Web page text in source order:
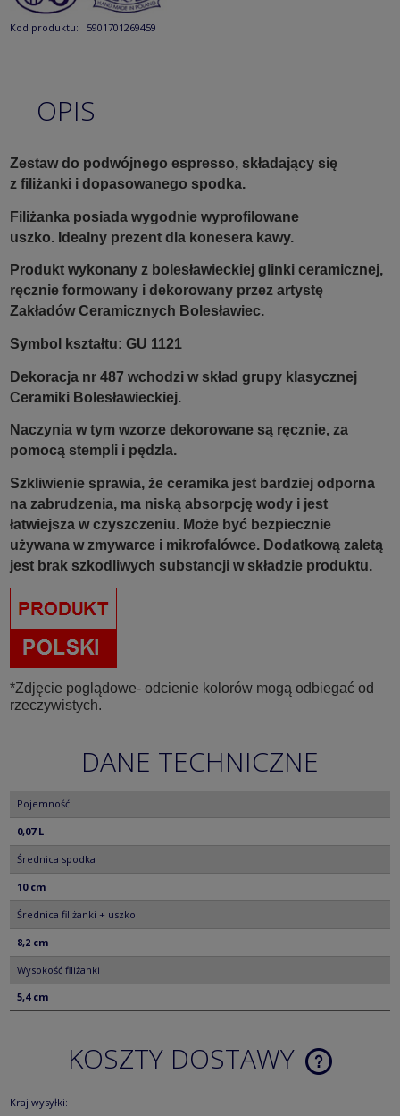
Kod produktu: 5901701269459
OPIS
Zestaw do podwójnego espresso, składający się
z filiżanki i dopasowanego spodka.
Filiżanka posiada wygodnie wyprofilowane
uszko. Idealny prezent dla konesera kawy.
Produkt wykonany z bolesławieckiej glinki ceramicznej,
ręcznie formowany i dekorowany przez artystę
Zakładów Ceramicznych Bolesławiec.
Symbol kształtu: GU 1121
Dekoracja nr 487 wchodzi w skład grupy klasycznej
Ceramiki Bolesławieckiej.
Naczynia w tym wzorze dekorowane są ręcznie, za
pomocą stempli i pędzla.
Szkliwienie sprawia, że ceramika jest bardziej odporna
na zabrudzenia, ma niską absorpcję wody i jest
łatwiejsza w czyszczeniu. Może być bezpiecznie
używana w zmywarce i mikrofalówce. Dodatkową zaletą
jest brak szkodliwych substancji w składzie produktu.
*Zdjęcie poglądowe- odcienie kolorów mogą odbiegać od
rzeczywistych.
DANE TECHNICZNE
Pojemność
0,07 L
Średnica spodka
10 cm
Średnica filiżanki + uszko
8,2 cm
Wysokość filiżanki
5,4 cm
KOSZTY DOSTAWY
CENA NIE
Kraj wysyłki: